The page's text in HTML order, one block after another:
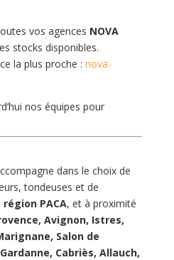
vos agences NOVA
stocks disponibles.
la plus proche : nova-
nos équipes pour
dans le choix de
tondeuses et de
région PACA, et à proximité
Avignon, Istres,
Salon de
Cabriès, Allauch,